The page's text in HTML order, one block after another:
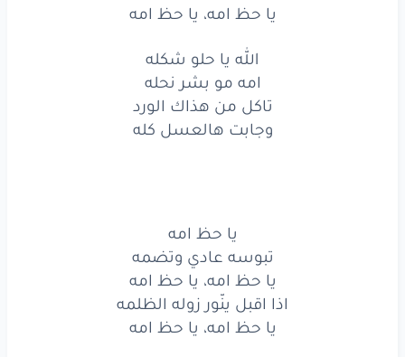
يا حظامه،يا حظامه
اقبلينّورزولهالظلمه
يا حظامه،يا حظ
اللهيا حلوشكله
من هذاك
وجابتهالعسلكله
اللهيا حلوشكله
امه
بشر
يا حظ امه، يا حظ امه
الله يا حلو شكله
امه مو بشر نحله
تاكل من هذاك الورد
وجابت هالعسل كله
يا حظ امه
تبوسه عادي وتضمه
يا حظ امه، يا حظ امه
اذا اقبل ينّور زوله الظلمه
يا حظ امه، يا حظ امه